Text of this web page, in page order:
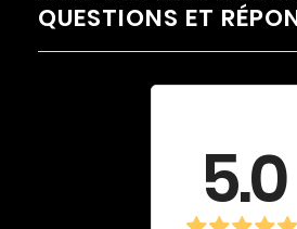
QUESTIONS ET
5.0